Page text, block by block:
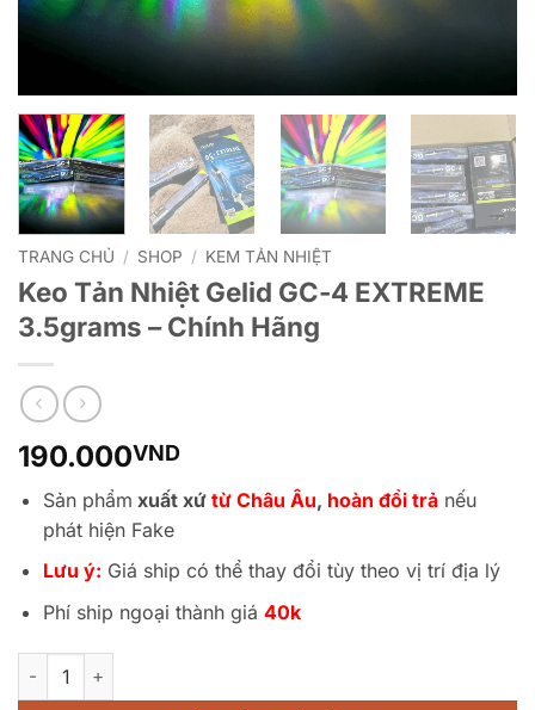
TRANG CHỦ / SHOP / KEM TẢN NHIỆT
Keo Tản Nhiệt Gelid GC-4 EXTREME
3.5grams – Chính Hãng
190.000VND
Sản phẩm xuất xứtừ Châu Âu, hoàn đổi trảnếu
phát hiện Fake
Lưu ý: Giá ship có thể thay đổi tùy theo vị trí địa lý
Phí ship ngoại thành giá 40k
Keo Tản Nhiệt Gelid GC-4 EXTREME 3.5grams - Chính Hãng